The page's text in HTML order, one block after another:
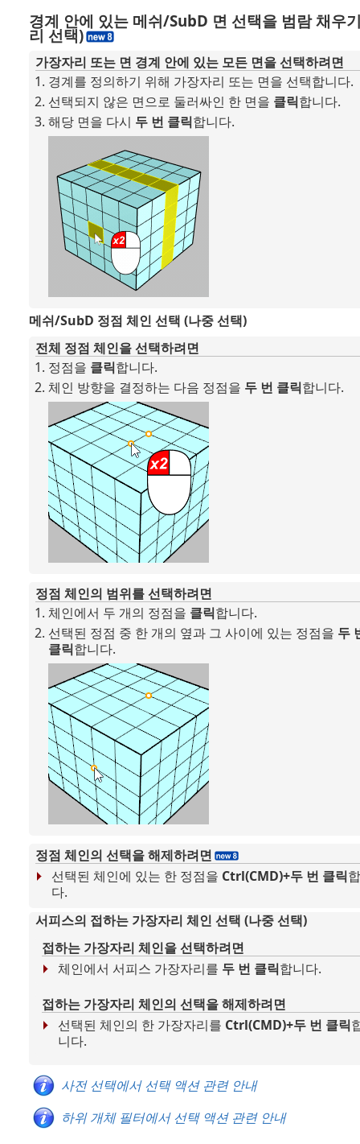
경계 안에 있는 메쉬/SubD 면 선택을 범람 채우
리 선택)
가장자리 또는 면 경계 안에 있는 모든 면을 선택하려면
경계를 정의하기 위해 가장자리 또는 면을 선택합니다.
선택되지 않은 면으로 둘러싸인 한 면을 클릭합니다.
해당 면을 다시 두 번 클릭합니다.
메쉬/SubD 정점 체인 선택 (나중 선택)
전체 정점 체인을 선택하려면
정점을 클릭합니다.
체인 방향을 결정하는 다음 정점을 두 번 클릭합니다.
정점 체인의 범위를 선택하려면
체인에서 두 개의 정점을 클릭합니다.
선택된 정점 중 한 개의 옆과 그 사이에 있는 정점을 두
클릭합니다.
정점 체인의 선택을 해제하려면
선택된 체인에 있는 한 정점을 Ctrl(CMD)+두 번 클릭
다.
서피스의 접하는 가장자리 체인 선택 (나중 선택)
접하는 가장자리 체인을 선택하려면
체인에서 서피스 가장자리를 두 번 클릭합니다.
접하는 가장자리 체인의 선택을 해제하려면
선택된 체인의 한 가장자리를 Ctrl(CMD)+두 번 클릭
니다.
사전 선택에서 선택 액션 관련 안내
하위 개체 필터에서 선택 액션 관련 안내